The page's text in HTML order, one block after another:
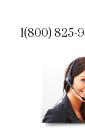
1(800) 825-